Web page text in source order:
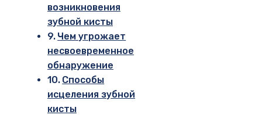
возникновения
зубной кисты
Чем угрожает
несвоевременное
обнаружение
Способы
исцеления зубной
кисты